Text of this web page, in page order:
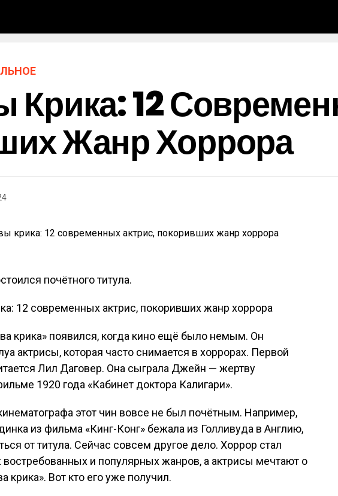
Крика: 12
Жанр Хоррора
почётного титула.
крика» появился, когда кино ещё было немым. Он
актрисы, которая часто снимается в хоррорах. Первой
Лил Даговер. Она сыграла Джейн — жертву
1920 года «Кабинет доктора Калигари».
этот чин вовсе не был почётным. Например,
из фильма «Кинг-Конг» бежала из Голливуда в Англию,
от титула. Сейчас совсем другое дело. Хоррор стал
и популярных жанров, а актрисы мечтают о
крика». Вот кто его уже получил.